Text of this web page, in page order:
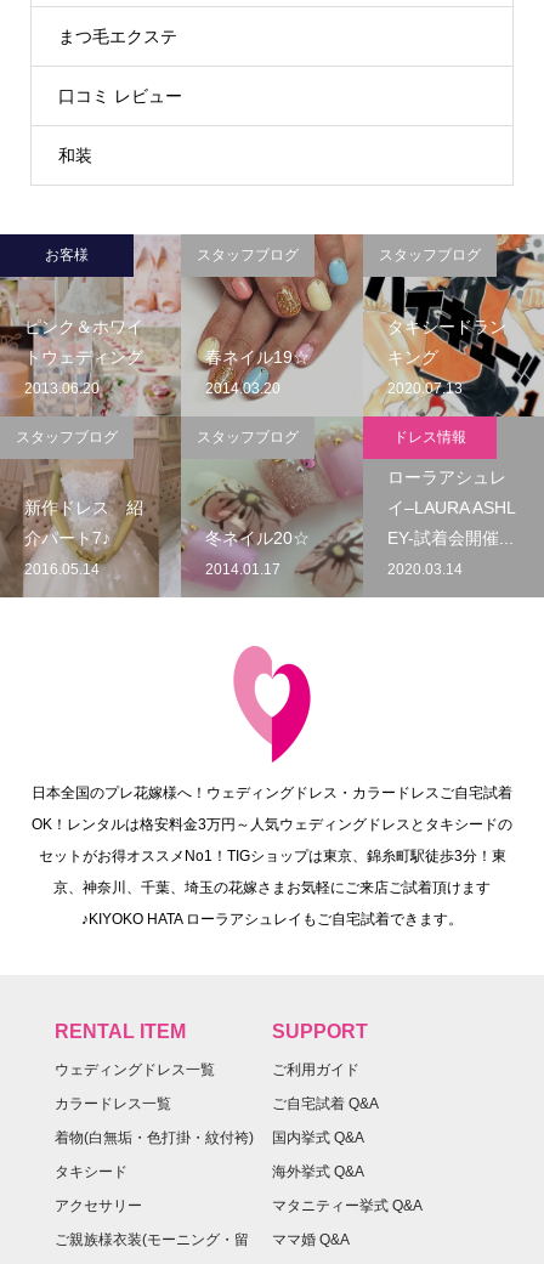
まつ毛エクステ
口コミ レビュー
和装
ピンク＆ホワイ
トウェディング
2013.06.20
お客様
春ネイル19☆
2014.03.20
スタッフブログ
タキシードラン
キング
2020.07.13
スタッフブログ
新作ドレス 紹
介パート7♪
2016.05.14
スタッフブログ
冬ネイル20☆
2014.01.17
スタッフブログ
ローラアシュレ
イ–LAURA ASHL
EY-試着会開催...
2020.03.14
ドレス情報
日本全国のプレ花嫁様へ！ウェディングドレス・カラードレスご自宅試着
OK！レンタルは格安料金3万円～人気ウェディングドレスとタキシードの
セットがお得オススメNo1！TIGショップは東京、錦糸町駅徒歩3分！東
京、神奈川、千葉、埼玉の花嫁さまお気軽にご来店ご試着頂けます
♪KIYOKO HATA ローラアシュレイもご自宅試着できます。
RENTAL ITEM
ウェディングドレス一覧
カラードレス一覧
着物(白無垢・色打掛・紋付袴)
タキシード
アクセサリー
ご親族様衣装(モーニング・留
SUPPORT
ご利用ガイド
ご自宅試着 Q&A
国内挙式 Q&A
海外挙式 Q&A
マタニティー挙式 Q&A
ママ婚 Q&A